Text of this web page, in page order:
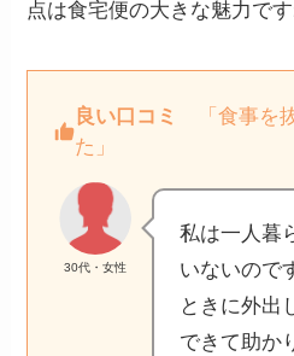
点は食宅便の大きな魅力です
良い口コミ
「食事を
た」
30代・女性
私は一人暮
いないので
ときに外出
できて助か